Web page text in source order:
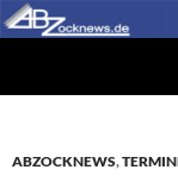
Zum
Inhalt
ABZOCKNEWS,